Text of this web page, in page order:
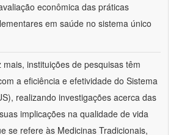
econômica das práticas
em saúde no sistema único
mais, instituições de pesquisas têm
a eficiência e efetividade do Sistema
realizando investigações acerca das
implicações na qualidade de vida
se refere às Medicinas Tradicionais,